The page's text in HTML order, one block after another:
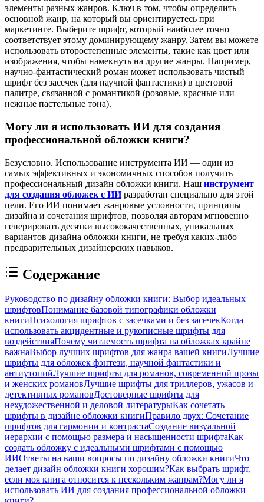
элементы разных жанров. Ключ в том, чтобы определить
основной жанр, на который вы ориентируетесь при
маркетинге. Выберите шрифт, который наиболее точно
соответствует этому доминирующему жанру. Затем вы можете
использовать второстепенные элементы, такие как цвет или
изображения, чтобы намекнуть на другие жанры. Например,
научно-фантастический роман может использовать чистый
шрифт без засечек (для научной фантастики) в цветовой
палитре, связанной с романтикой (розовые, красные или
нежные пастельные тона).
Могу ли я использовать ИИ для создания
профессиональной обложки книги?
Безусловно. Использование инструмента ИИ — один из
самых эффективных и экономичных способов получить
профессиональный дизайн обложки книги. Наш инструмент
для создания обложек с ИИразработан специально для этой
цели. Его ИИ понимает жанровые условности, принципы
дизайна и сочетания шрифтов, позволяя авторам мгновенно
генерировать десятки высококачественных, уникальных
вариантов дизайна обложки книги, не требуя каких-либо
предварительных дизайнерских навыков.
Содержание
Руководство по дизайну обложки книги: Выбор идеальных
шрифтовПонимание базовой типографики обложки
книгиПсихология шрифтов с засечками и без засечекКогда
использовать акцидентные и рукописные шрифты для
воздействияПочему читаемость шрифта на обложках крайне
важнаВыбор лучших шрифтов для жанра вашей книгиЛучшие
шрифты для обложек фэнтези, научной фантастики и
антиутопийЛучшие шрифты для романов, современной прозы
и женских романовЛучшие шрифты для триллеров, ужасов и
детективных романовДостоверные шрифты для
нехудожественной и деловой литературыКак сочетать
шрифты в дизайне обложки книгиПравило двух: Сочетание
шрифтов для гармонии и контрастаСоздание визуальной
иерархии с помощью размера и насыщенности шрифтаКак
создать обложку с идеальными шрифтами с помощью
ИИОтветы на ваши вопросы по дизайну обложки книгиЧто
делает дизайн обложки книги хорошим?Как выбрать шрифт,
если моя книга относится к нескольким жанрам?Могу ли я
использовать ИИ для создания профессиональной обложки